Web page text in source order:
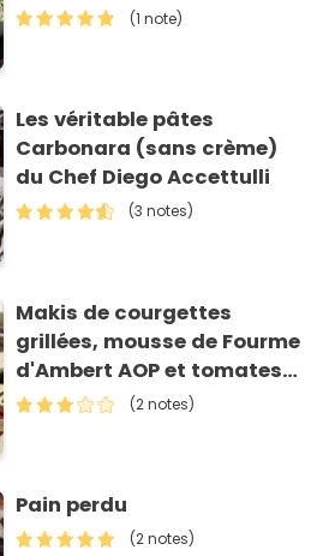
(1 note)
Les véritable pâtes
Carbonara (sans crème)
du Chef Diego Accettulli
(3 notes)
Makis de courgettes
grillées, mousse de Fourme
d'Ambert AOP et tomates
séchées
(2 notes)
Pain perdu
(2 notes)